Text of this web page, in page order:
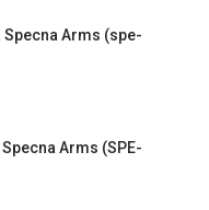
Arms (spe-
Arms (SPE-